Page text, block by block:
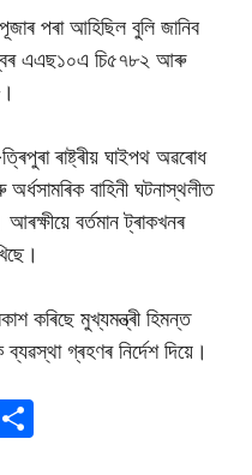
পৰা আহিছিল বুলি জানিব
এএছ১০এ চি৫৭৮২ আৰু
ৰাষ্ট্ৰীয় ঘাইপথ অৱৰোধ
বাহিনী ঘটনাস্থলীত
বৰ্তমান ট্ৰাকখনৰ
কৰিছে মুখ্যমন্ত্ৰী হিমন্ত
গ্ৰহণৰ নিৰ্দেশ দিয়ে।